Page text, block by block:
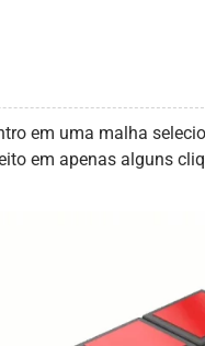
em uma malha
em apenas alguns